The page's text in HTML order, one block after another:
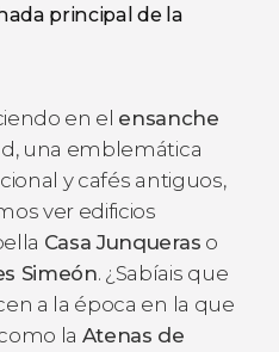
principal de la
en el ensanche
una emblemática
y cafés antiguos,
ver edificios
Casa Junqueras o
Simeón. ¿Sabíais que
a la época en la que
la Atenas de